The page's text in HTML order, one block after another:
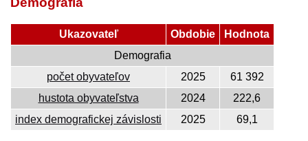
Ukazovateľ Obdobie
Hodnota
Demografia
počet obyvateľov
2025
61 392
hustota obyvateľstva
2024
222,6
index demografickej závislosti
2025 69,1